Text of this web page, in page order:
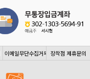
이메일무단수집거부 장착점 제휴문의